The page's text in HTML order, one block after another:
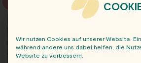
Wir nutzen Cookies auf unserer Website.
während andere uns dabei helfen, die
Website zu verbessern.